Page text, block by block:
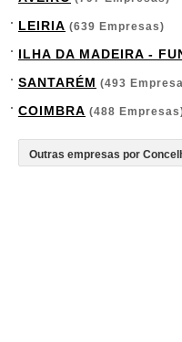
LEIRIA (639 Empresas)
ILHA DA MADEIRA -
SANTARÉM (493
COIMBRA (488